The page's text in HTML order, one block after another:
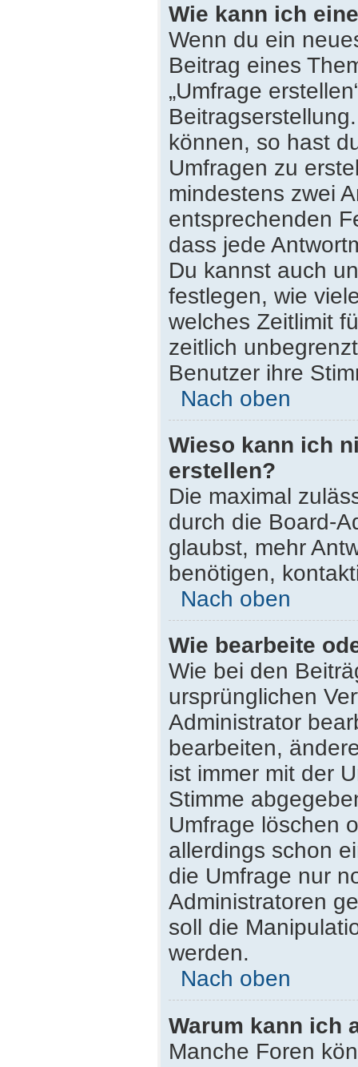
Wie kann ich
Wenn du ein
Beitrag eines
„Umfrage
können, so hast
Umfragen zu
mindestens zwei
entsprechenden
dass jede
Du kannst auch
festlegen, wie
welches Zeitlimit
zeitlich
Benutzer ihre
Nach oben
Wieso kann ich
erstellen?
Die maximal
durch die Board-
glaubst, mehr
benötigen,
Nach oben
Wie bearbeite
Wie bei den
ursprünglichen
Administrator
bearbeiten,
ist immer mit der
Stimme
Umfrage löschen
allerdings schon
die Umfrage nur
Administratoren
soll die
werden.
Nach oben
Warum kann ich
Manche Foren